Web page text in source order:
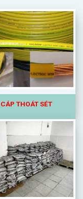
CÁP THOÁT SÉT